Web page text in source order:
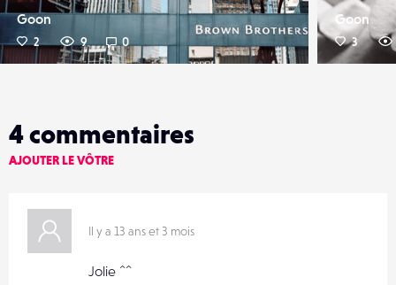
Goon
2 9 0
Goon
3
4commentaires
AJOUTER LE VÔTRE
Il y a 13 ans et 3 mois
Jolie ^^